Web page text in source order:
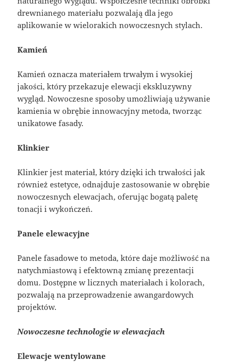
drewnianego materiału pozwalają dla jego
aplikowanie w wielorakich nowoczesnych stylach.
Kamień
Kamień oznacza materiałem trwałym i wysokiej
jakości, który przekazuje elewacji ekskluzywny
wygląd. Nowoczesne sposoby umożliwiają używanie
kamienia w obrębie innowacyjny metoda, tworząc
unikatowe fasady.
Klinkier
Klinkier jest materiał, który dzięki ich trwałości jak
również estetyce, odnajduje zastosowanie w obrębie
nowoczesnych elewacjach, oferując bogatą paletę
tonacji i wykończeń.
Panele elewacyjne
Panele fasadowe to metoda, które daje możliwość na
natychmiastową i efektowną zmianę prezentacji
domu. Dostępne w licznych materiałach i kolorach,
pozwalają na przeprowadzenie awangardowych
projektów.
Nowoczesne technologie w elewacjach
Elewacje wentylowane